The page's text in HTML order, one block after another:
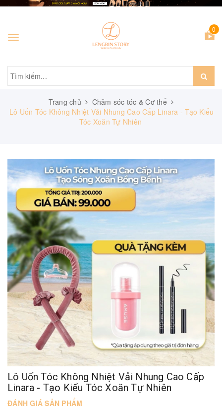
Toggle
0
Trang chủ
Chăm sóc tóc & Cơ thể
Lô Uốn Tóc Không Nhiệt Vải Nhung Cao Cấp Linara - Tạo Kiểu
Tóc Xoăn Tự Nhiên
Lô Uốn Tóc Không Nhiệt Vải Nhung Cao Cấp
Linara - Tạo Kiểu Tóc Xoăn Tự Nhiên
ĐÁNH GIÁ SẢN PHẨM